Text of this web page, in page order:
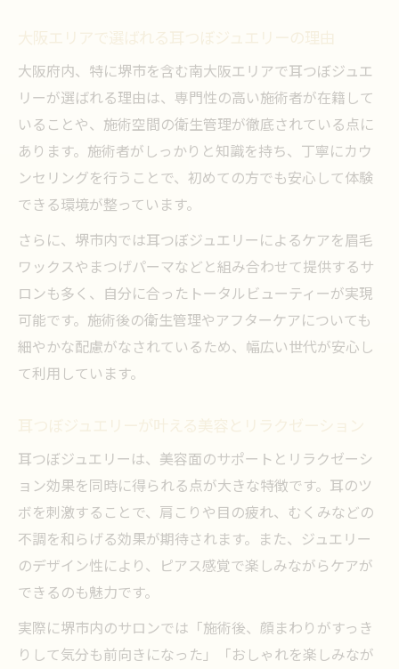
大阪エリアで選ばれる耳つぼジュエリーの理由
大阪府内、特に堺市を含む南大阪エリアで耳つぼジュエ
リーが選ばれる理由は、専門性の高い施術者が在籍して
いることや、施術空間の衛生管理が徹底されている点に
あります。施術者がしっかりと知識を持ち、丁寧にカウ
ンセリングを行うことで、初めての方でも安心して体験
できる環境が整っています。
さらに、堺市内では耳つぼジュエリーによるケアを眉毛
ワックスやまつげパーマなどと組み合わせて提供するサ
ロンも多く、自分に合ったトータルビューティーが実現
可能です。施術後の衛生管理やアフターケアについても
細やかな配慮がなされているため、幅広い世代が安心し
て利用しています。
耳つぼジュエリーが叶える美容とリラクゼーション
耳つぼジュエリーは、美容面のサポートとリラクゼーシ
ョン効果を同時に得られる点が大きな特徴です。耳のツ
ボを刺激することで、肩こりや目の疲れ、むくみなどの
不調を和らげる効果が期待されます。また、ジュエリー
のデザイン性により、ピアス感覚で楽しみながらケアが
できるのも魅力です。
実際に堺市内のサロンでは「施術後、顔まわりがすっき
りして気分も前向きになった」「おしゃれを楽しみなが